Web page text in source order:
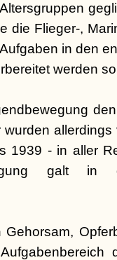
die Flieger-,
in den
werden
1939 - in aller
galt in